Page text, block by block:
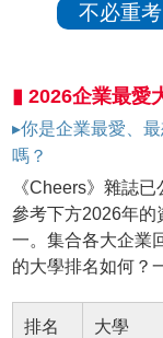
不必重
▮ 2026企業最愛
▸你是企業最愛、
嗎？
《Cheers》雜誌
參考下方2026年的
一。集合各大企業
的大學排名如何？
排名 大學